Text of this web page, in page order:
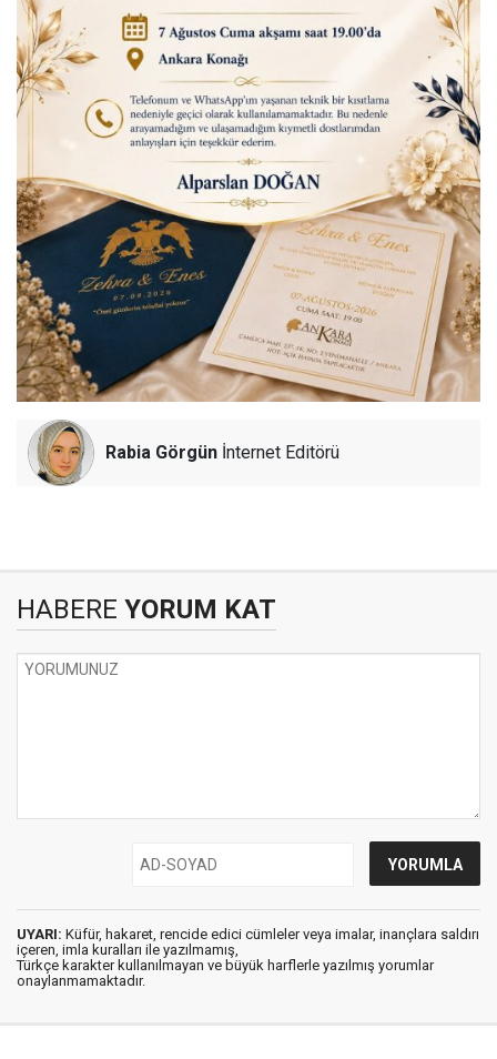
Rabia Görgün İnternet Editörü
HABERE YORUM KAT
UYARI: Küfür, hakaret, rencide edici cümleler veya imalar, inançlara saldırı
içeren, imla kuralları ile yazılmamış,
Türkçe karakter kullanılmayan ve büyük harflerle yazılmış yorumlar
onaylanmamaktadır.